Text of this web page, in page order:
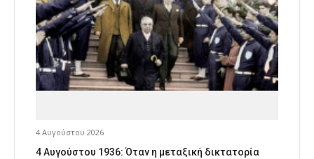
4 Αυγούστου 2026
4 Αυγούστου 1936: Όταν η μεταξική δικτατορία